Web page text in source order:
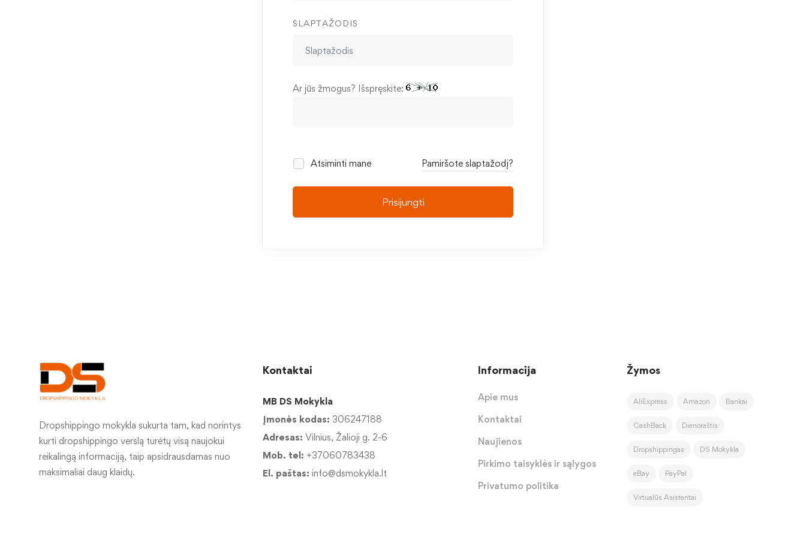
SLAPTAŽODIS
Ar jūs žmogus? Išspręskite:
Atsiminti mane Pamiršote slaptažodį?
Prisijungti
Dropshippingo mokykla sukurta tam, kad norintys
kurti dropshippingo verslą turėtų visą naujokui
reikalingą informaciją, taip apsidrausdamas nuo
maksimaliai daug klaidų.
Kontaktai
MB DS Mokykla
Įmonės kodas: 306247188
Adresas: Vilnius, Žalioji g. 2-6
Mob. tel: +37060783438
El. paštas: info@dsmokykla.lt
Informacija
Apie mus
Kontaktai
Naujienos
Pirkimo taisyklės ir sąlygos
Privatumo politika
Žymos
AliExpress Amazon Bankai
CashBack Dienoraštis
Dropshippingas DS Mokykla
eBay PayPal
Virtualūs Asistentai